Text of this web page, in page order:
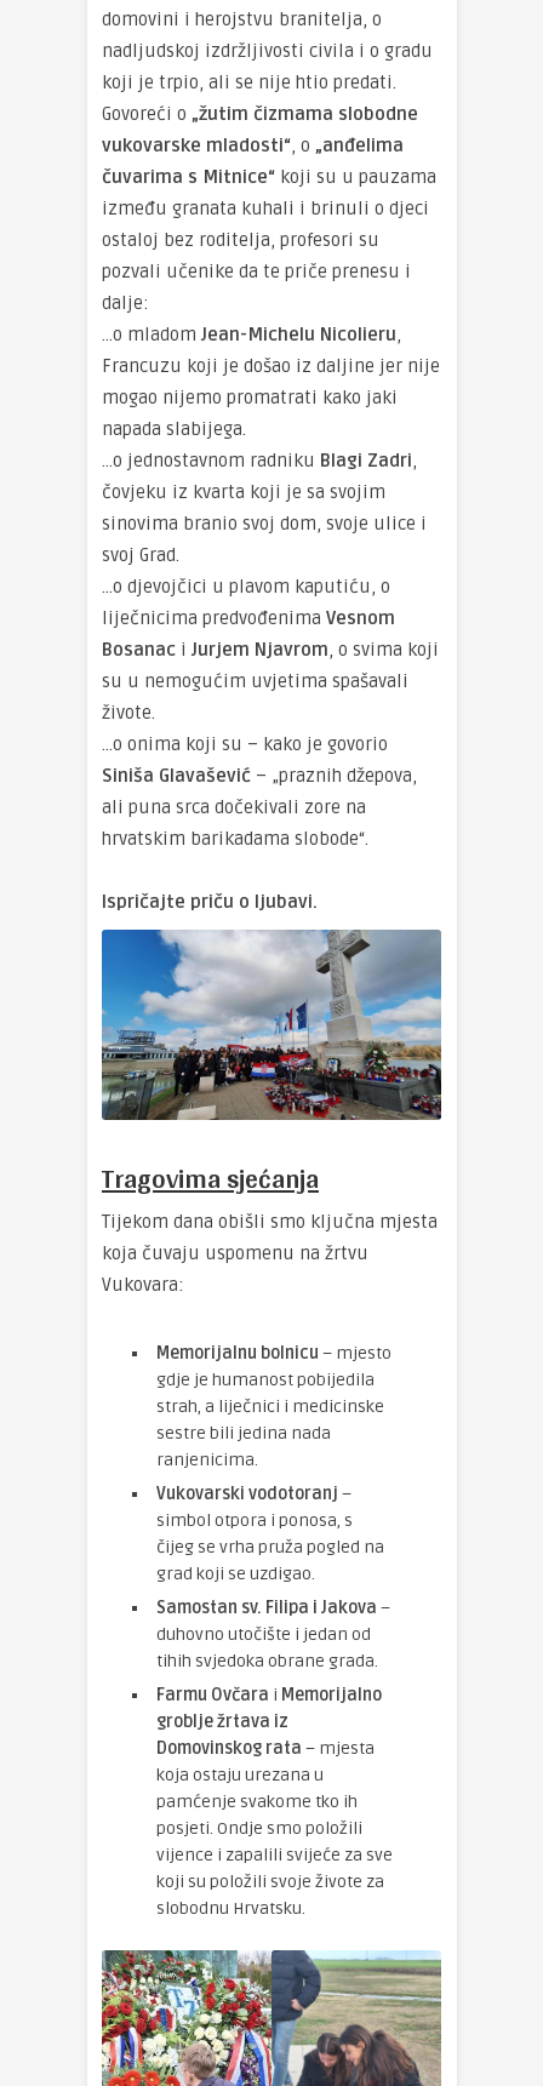
domovini i herojstvu branitelja, o
nadljudskoj izdržljivosti civila i o gradu
koji je trpio, ali se nije htio predati.
Govoreći o „žutim čizmama slobodne
vukovarske mladosti“, o „anđelima
čuvarima s Mitnice“ koji su u pauzama
između granata kuhali i brinuli o djeci
ostaloj bez roditelja, profesori su
pozvali učenike da te priče prenesu i
dalje:
…o mladom Jean-Michelu Nicolieru,
Francuzu koji je došao iz daljine jer nije
mogao nijemo promatrati kako jaki
napada slabijega.
…o jednostavnom radniku Blagi Zadri,
čovjeku iz kvarta koji je sa svojim
sinovima branio svoj dom, svoje ulice i
svoj Grad.
…o djevojčici u plavom kaputiću, o
liječnicima predvođenima Vesnom
Bosanac i Jurjem Njavrom, o svima koji
su u nemogućim uvjetima spašavali
živote.
…o onima koji su – kako je govorio
Siniša Glavašević – „praznih džepova,
ali puna srca dočekivali zore na
hrvatskim barikadama slobode“.
Ispričajte priču o ljubavi.
Tragovima sjećanja
Tijekom dana obišli smo ključna mjesta
koja čuvaju uspomenu na žrtvu
Vukovara:
Memorijalnu bolnicu – mjesto
gdje je humanost pobijedila
strah, a liječnici i medicinske
sestre bili jedina nada
ranjenicima.
Vukovarski vodotoranj –
simbol otpora i ponosa, s
čijeg se vrha pruža pogled na
grad koji se uzdigao.
Samostan sv. Filipa i Jakova –
duhovno utočište i jedan od
tihih svjedoka obrane grada.
Farmu Ovčara i Memorijalno
groblje žrtava iz
Domovinskog rata – mjesta
koja ostaju urezana u
pamćenje svakome tko ih
posjeti. Ondje smo položili
vijence i zapalili svijeće za sve
koji su položili svoje živote za
slobodnu Hrvatsku.